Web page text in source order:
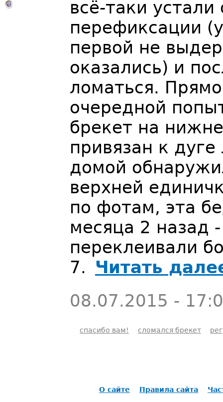
всё-таки
перефиксации
первой не
оказались) и
ломаться.
очередной
брекет на
привязан к
домой
верхней
по фотам, эта
месяца 2 назад
переклеивали
7. Читать
08.07.2015 -
спасибо вам! сломался брекет
О сайте Правила сайта